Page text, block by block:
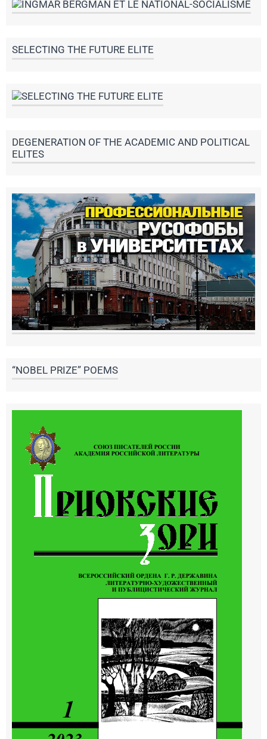
SELECTING THE FUTURE ELITE
DEGENERATION OF THE ACADEMIC AND POLITICAL
ELITES
“NOBEL PRIZE” POEMS